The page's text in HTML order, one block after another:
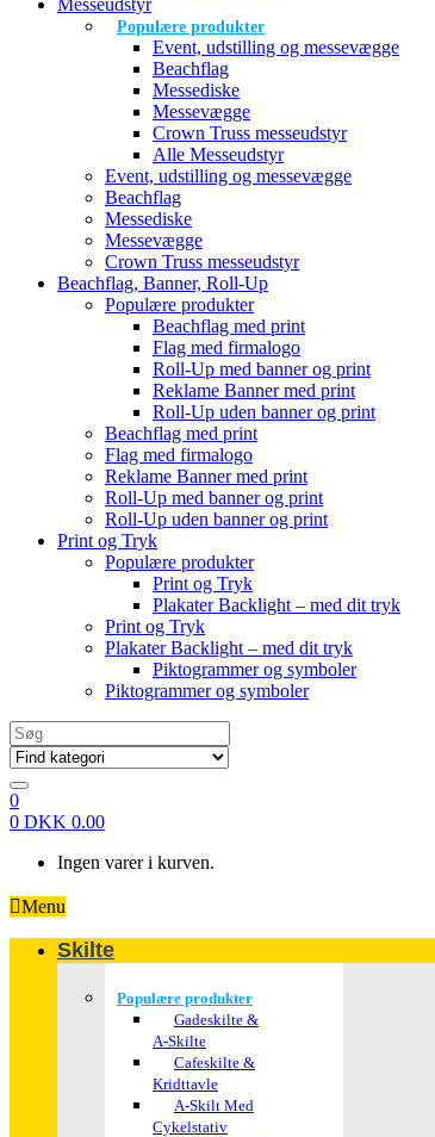
Messeudstyr
Populære produkter
Event, udstilling og messevægge
Beachflag
Messediske
Messevægge
Crown Truss messeudstyr
Alle Messeudstyr
Event, udstilling og messevægge
Beachflag
Messediske
Messevægge
Crown Truss messeudstyr
Beachflag, Banner, Roll-Up
Populære produkter
Beachflag med print
Flag med firmalogo
Roll-Up med banner og print
Reklame Banner med print
Roll-Up uden banner og print
Beachflag med print
Flag med firmalogo
Reklame Banner med print
Roll-Up med banner og print
Roll-Up uden banner og print
Print og Tryk
Populære produkter
Print og Tryk
Plakater Backlight – med dit tryk
Print og Tryk
Plakater Backlight – med dit tryk
Piktogrammer og symboler
Piktogrammer og symboler
Search
for:
0
0 DKK 0.00
Ingen varer i kurven.
Menu
Skilte
Populære produkter
Gadeskilte &
A-Skilte
Cafeskilte &
Kridttavle
A-Skilt Med
Cykelstativ